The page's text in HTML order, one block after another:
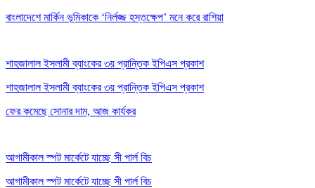
বাংলাদেশে মার্কিন ভূমিকাকে ‘নির্লজ্জ হস্তক্ষেপ’ মনে করে রাশিয়া
শাহজালাল ইসলামী ব্যাংকের ৩য় প্রান্তিক ইপিএস প্রকাশ
শাহজালাল ইসলামী ব্যাংকের ৩য় প্রান্তিক ইপিএস প্রকাশ
ফের কমেছে সোনার দাম, আজ কার্যকর
আগামীকাল স্পট মার্কেটে যাচ্ছে সী পার্ল বিচ
আগামীকাল স্পট মার্কেটে যাচ্ছে সী পার্ল বিচ